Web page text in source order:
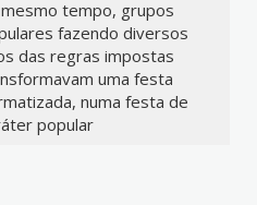
tempo, grupos
fazendo diversos
das regras impostas
uma festa
numa festa de
popular